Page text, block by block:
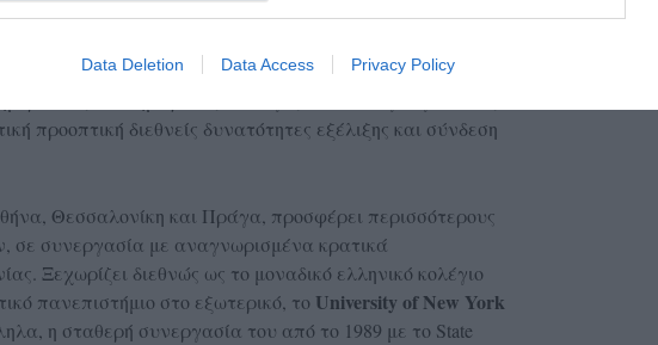
Data Deletion Data Access Privacy Policy
προσέγγιση και σύνδεση με την
σημασία. Κλάδοι όπως η
Marketing, οιΔιεθνείς Σχέσεις, ηΕκπαίδευση, αλλά και οι
στις πιο δημοφιλείς επιλογές σπουδών για γυναίκες
προοπτική διεθνείς δυνατότητες εξέλιξης και σύνδεση
Θεσσαλονίκη και Πράγα, προσφέρει περισσότερους
σε συνεργασία με αναγνωρισμένα κρατικά
Ξεχωρίζει διεθνώς ως το μοναδικό ελληνικό κολέγιο
πανεπιστήμιο στο εξωτερικό, το University ofNew York
η σταθερή συνεργασία του από το 1989 με το State